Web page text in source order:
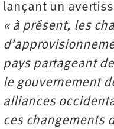
lançant un
« à présent, les
pays partageant
le gouvernement
alliances
ces changements